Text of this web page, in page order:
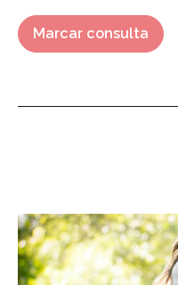
Marcar consulta